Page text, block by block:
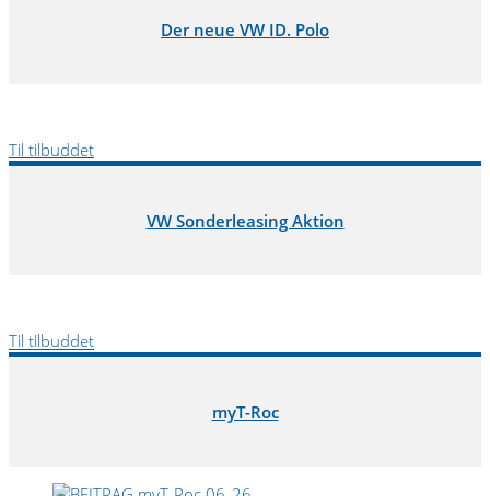
Der neue VW ID. Polo
Til tilbuddet
VW Sonderleasing Aktion
Til tilbuddet
myT-Roc